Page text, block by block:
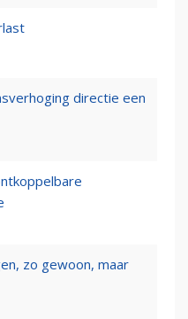
directie een
zo gewoon, maar